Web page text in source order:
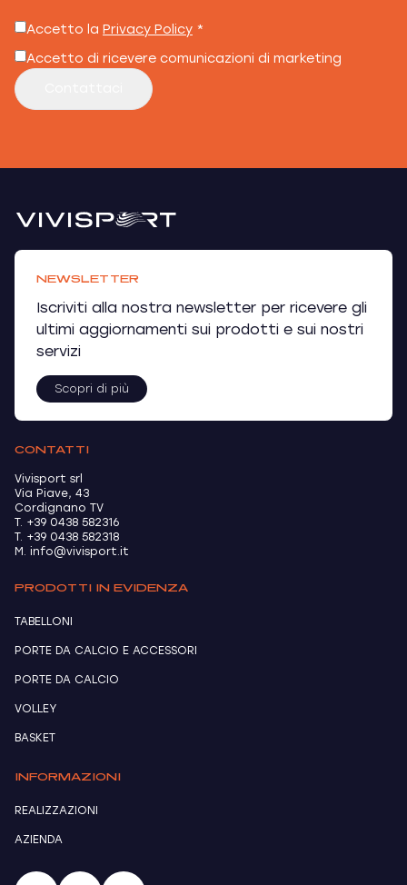
Accetto la Privacy Policy *
Accetto di ricevere comunicazioni di marketing
NEWSLETTER
Iscriviti alla nostra newsletter per ricevere gli
ultimi aggiornamenti sui prodotti e sui nostri
servizi
Scopri di più
CONTATTI
Vivisport srl
Via Piave, 43
Cordignano TV
T. +39 0438 582316
T. +39 0438 582318
M. info@vivisport.it
PRODOTTI IN EVIDENZA
TABELLONI
PORTE DA CALCIO E ACCESSORI
PORTE DA CALCIO
VOLLEY
BASKET
INFORMAZIONI
REALIZZAZIONI
AZIENDA